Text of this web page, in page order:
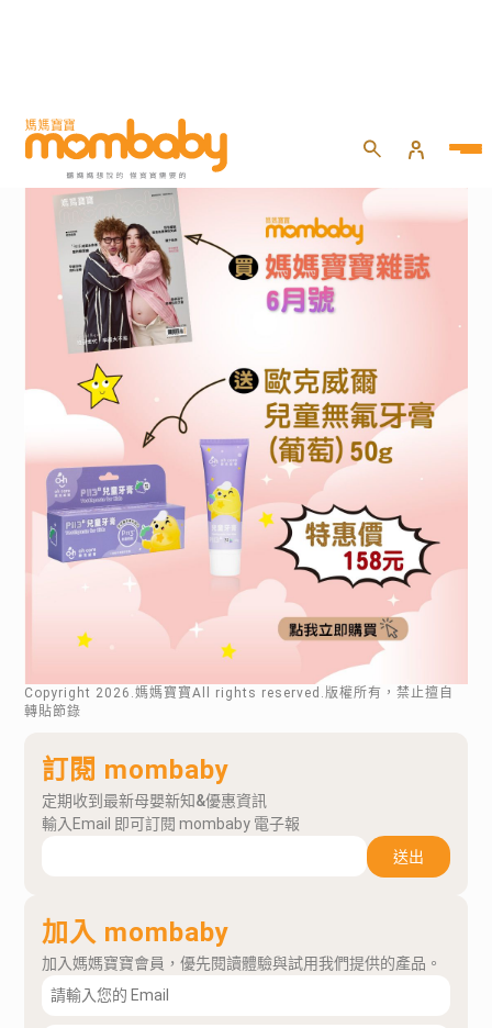
Copyright 2026 .媽媽寶寶All rights reserved.版權所有，禁止擅自
轉貼節錄
訂閱 mombaby
定期收到最新母嬰新知&優惠資訊
輸入Email 即可訂閱 mombaby 電子報
送出
加入 mombaby
加入媽媽寶寶會員，優先閱讀體驗與試用我們提供的產品。